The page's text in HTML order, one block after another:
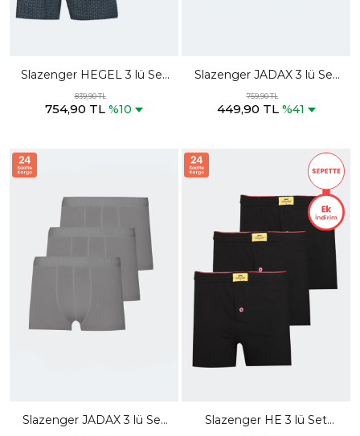
Slazenger HEGEL 3 lü Set
Erkek Karışk Boxer
839,90 TL
754,90 TL %10
Slazenger JADAX 3 lü Set
Erkek Koyu Gri Boxer
759,90 TL
449,90 TL %41
Slazenger JADAX 3 lü Set
Slazenger HE 3 lü Set